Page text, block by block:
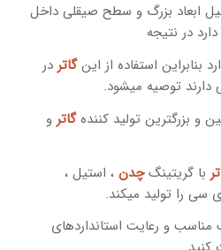
ابعاد بزرگ و سطح صیقلی داخل
در نتیجه
بنابراین استفاده از اینگاتردر
توصیه میشود.
و بزرگترین تولید کنندهگاترو
با گریتینگچدن، استیل ،
سی را تولید میکند.
مناسب و رعایت استانداردهای